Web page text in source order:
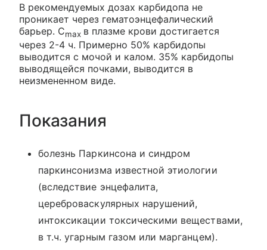
В рекомендуемых дозах карбидопа не
проникает через гематоэнцефалический
барьер. Cmax в плазме крови достигается
через 2-4 ч. Примерно 50% карбидопы
выводится с мочой и калом. 35% карбидопы
выводящейся почками, выводится в
неизмененном виде.
Показания
болезнь Паркинсона и синдром
паркинсонизма известной этиологии
(вследствие энцефалита,
цереброваскулярных нарушений,
интоксикации токсическими веществами,
в т.ч. угарным газом или марганцем).